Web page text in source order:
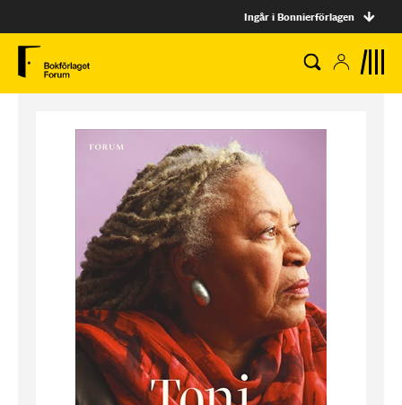
Ingår i Bonnierförlagen